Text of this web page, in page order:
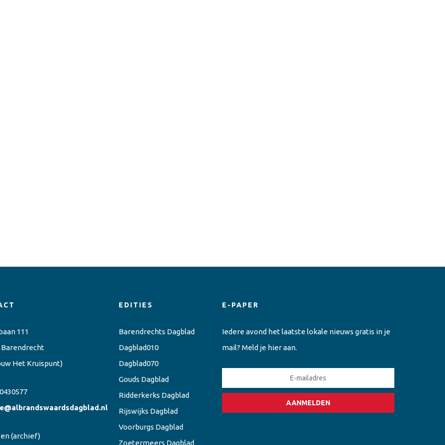
111
Barendrecht
Het Kruispunt)
(archief)
EDITIES
Barendrechts Dagblad
Dagblad010
Dagblad070
Gouds Dagblad
Ridderkerks Dagblad
Rijswijks Dagblad
Voorburgs Dagblad
Zoetermeers Dagblad
E-PAPER
Iedere avond het laatste lokale nieuws gratis in je
mail? Meld je hier aan.